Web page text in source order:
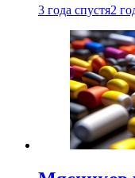
3 года спустя2